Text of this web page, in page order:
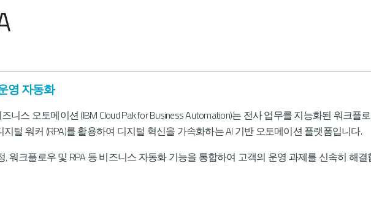
영 자동화
니스 오토메이션 (IBM Cloud Pak for Business Automation)는 전사 업무를 지능화된 워크플
털 워커 (RPA)를 활용하여 디지털 혁신을 가속화하는 AI 기반 오토메이션 플랫폼입니다.
, 워크플로우 및 RPA 등 비즈니스 자동화 기능을 통합하여 고객의 운영 과제를 신속히 해결